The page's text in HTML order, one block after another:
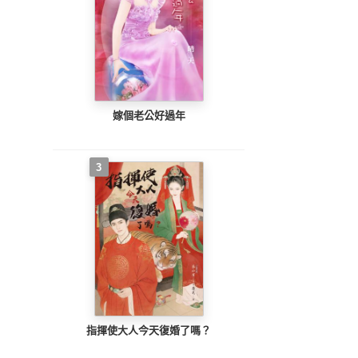
嫁個老公好過年
3
指揮使大人今天復婚了嗎？